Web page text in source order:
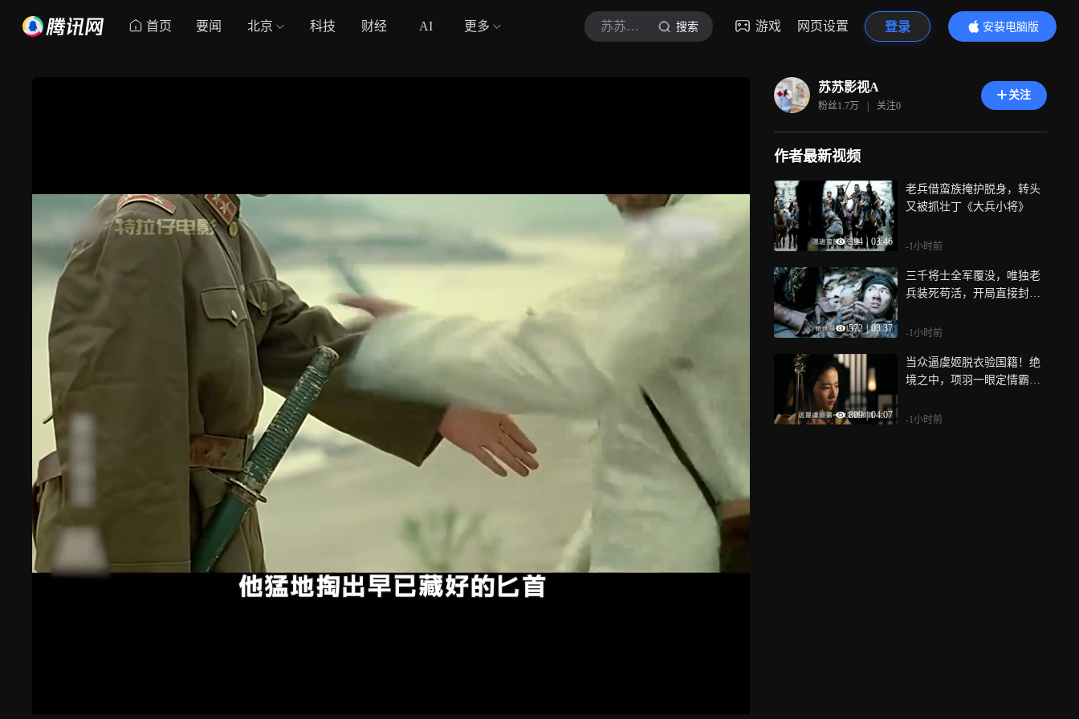
首页 要闻 北京 科技 财经 AI 更多 苏苏影视A 搜索 游戏 网页设置 登录
安装电脑版
内容更精彩
苏苏影视A
粉丝1.7万 | 关注0
关注
作者最新视频
394 | 03:46
老兵借蛮族掩护脱身，转头
又被抓壮丁《大兵小将》
-1小时前
572 | 03:37
三千将士全军覆没，唯独老
兵装死苟活，开局直接封神
-1小时前
809 | 04:07
当众逼虞姬脱衣验国籍！绝
境之中，项羽一眼定情霸气
-1小时前